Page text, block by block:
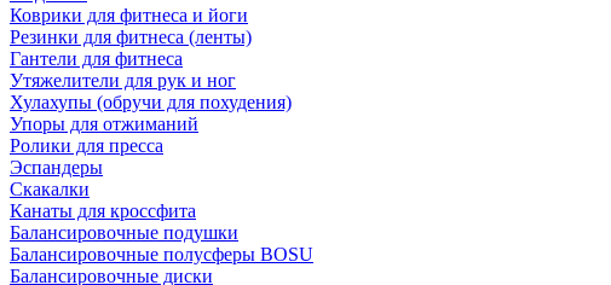
Коврики для фитнеса и йоги
Резинки для фитнеса (ленты)
Гантели для фитнеса
Утяжелители для рук и ног
Хулахупы (обручи для похудения)
Упоры для отжиманий
Ролики для пресса
Эспандеры
Скакалки
Канаты для кроссфита
Балансировочные подушки
Балансировочные полусферы BOSU
Балансировочные диски